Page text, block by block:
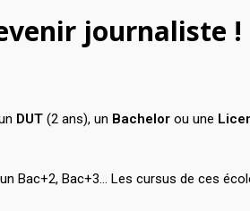
journaliste !
DUT (2 ans), un Bachelor ou une
Bac+2, Bac+3… Les cursus de ces